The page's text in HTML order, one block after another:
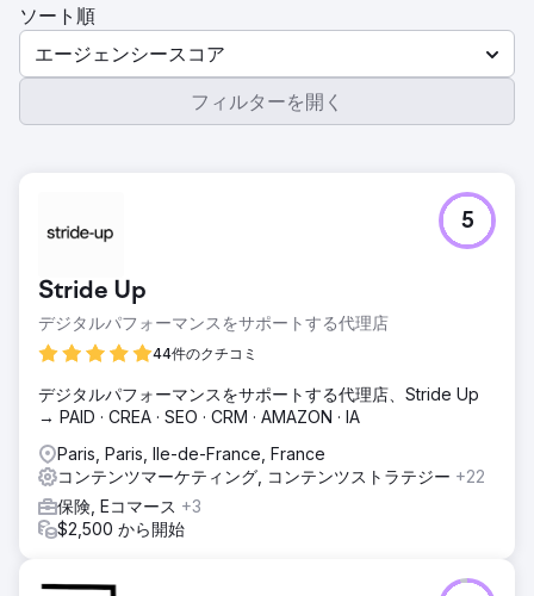
ソート順
エージェンシースコア
フィルターを開く
Stride Up
デジタルパフォーマンスをサポートする代理店
44件のクチコミ
5
デジタルパフォーマンスをサポートする代理店、Stride Up
→ PAID · CREA · SEO · CRM · AMAZON · IA
Paris, Paris, Ile-de-France, France
コンテンツマーケティング, コンテンツストラテジー +22
保険, Eコマース +3
$2,500 から開始